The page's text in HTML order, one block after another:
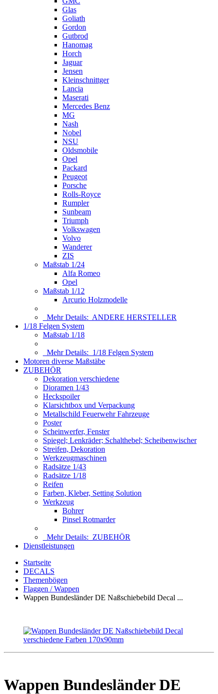
Glas
Goliath
Gordon
Gutbrod
Hanomag
Horch
Jaguar
Jensen
Kleinschnittger
Lancia
Maserati
Mercedes Benz
MG
Nash
Nobel
NSU
Oldsmobile
Opel
Packard
Peugeot
Porsche
Rolls-Royce
Rumpler
Sunbeam
Triumph
Volkswagen
Volvo
Wanderer
ZIS
Maßstab 1/24
Alfa Romeo
Opel
Maßstab 1/12
Arcurio Holzmodelle
Mehr Details: ANDERE HERSTELLER
1/18 Felgen System
Maßstab 1/18
Mehr Details: 1/18 Felgen System
Motoren diverse Maßstäbe
ZUBEHÖR
Dekoration verschiedene
Dioramen 1/43
Heckspoiler
Klarsichtbox und Verpackung
Metallschild Feuerwehr Fahrzeuge
Poster
Scheinwerfer, Fenster
Spiegel; Lenkräder; Schalthebel; Scheibenwischer
Streifen, Dekoration
Werkzeugmaschinen
Radsätze 1/43
Radsätze 1/18
Reifen
Farben, Kleber, Setting Solution
Werkzeug
Bohrer
Pinsel Rotmarder
Mehr Details: ZUBEHÖR
Dienstleistungen
Startseite
DECALS
Themenbögen
Flaggen / Wappen
Wappen Bundesländer DE Naßschiebebild Decal ...
Wappen Bundesländer DE